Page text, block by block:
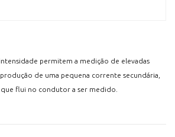
permitem a medição de elevadas
de uma pequena corrente secundária,
flui no condutor a ser medido.
o circuito elétrico principal. Uma solução